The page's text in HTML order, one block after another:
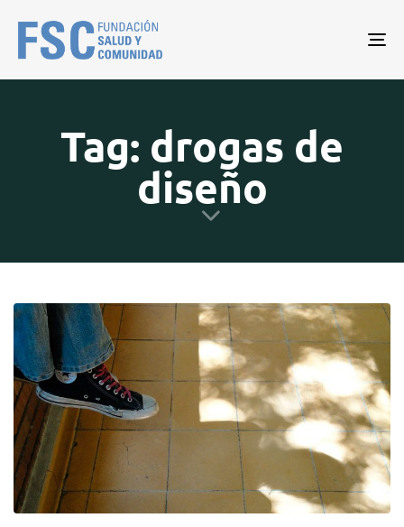
Tag: drogas de
diseño